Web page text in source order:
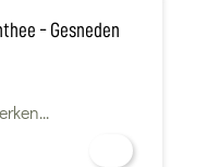
- Gesneden